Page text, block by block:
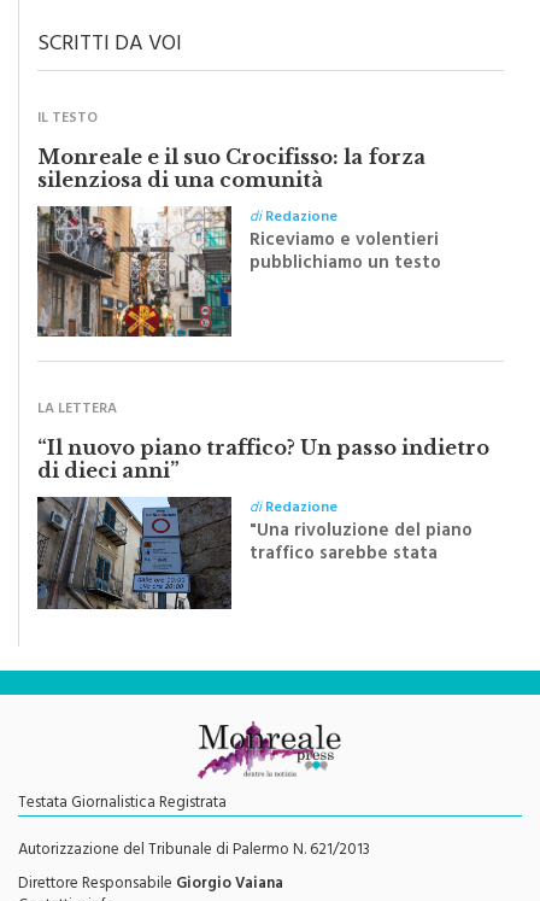
SCRITTI DA VOI
IL TESTO
Monreale e il suo Crocifisso: la forza
silenziosa di una comunità
diRedazione
Riceviamo e volentieri
Sapienza all'indomani della
LA LETTERA
“Il nuovo piano traffico? Un passo indietro
di dieci anni”
diRedazione
"Una rivoluzione del piano
Testata Giornalistica Registrata
Autorizzazione del Tribunale di Palermo N. 621/2013